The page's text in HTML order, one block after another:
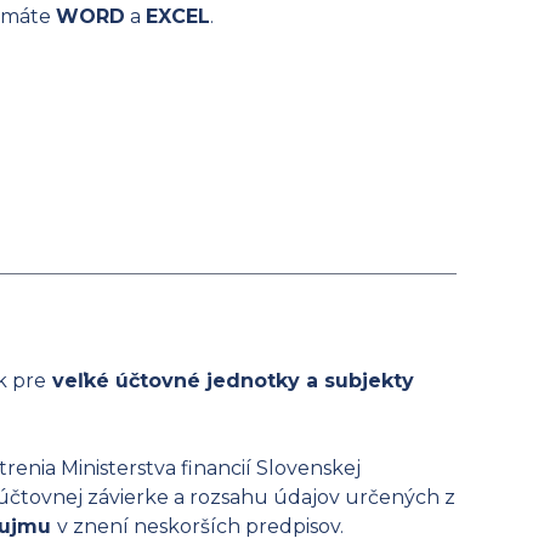
WORD a EXCEL.
pre veľké účtovné jednotky a subjekty
Ministerstva financií Slovenskej
závierke a rozsahu údajov určených z
v znení neskorších predpisov.